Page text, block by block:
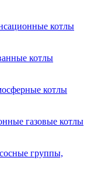
котлы
котлы
котлы
газовые котлы
группы,